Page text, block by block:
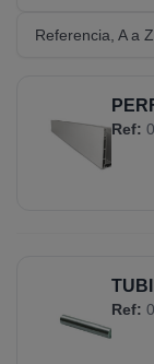
Referencia, A a Z
Ref:
Ref: